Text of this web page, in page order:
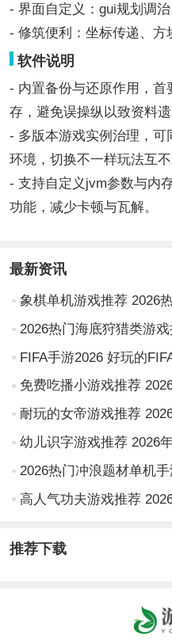
- 界面自定义：gui规划调
- 修筑便利：坐标传递、方
软件说明
- 内置备份与还原作用，首
存，避免误操纵以致资料遗
- 多版本游戏实例治理，可
环境，切换不一样玩法互不
- 支持自定义jvm参数与内
功能，减少卡顿与瓦解。
最新资讯
免费吃播小游戏推荐
2026热门冲浪题材单机
高人气功夫游戏推荐
推荐下载